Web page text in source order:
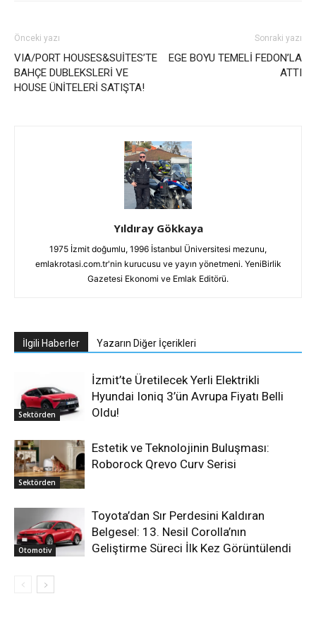
Önceki yazı
VIA/PORT HOUSES&SUİTES’TE
BAHÇE DUBLEKSLERİ VE
HOUSE ÜNİTELERİ SATIŞTA!
Sonraki yazı
EGE BOYU TEMELİ FEDON’LA
ATTI
Yıldıray Gökkaya
1975 İzmit doğumlu, 1996 İstanbul Üniversitesi mezunu,
emlakrotasi.com.tr'nin kurucusu ve yayın yönetmeni. YeniBirlik
Gazetesi Ekonomi ve Emlak Editörü.
İlgili Haberler Yazarın Diğer İçerikleri
Sektörden
İzmit’te Üretilecek Yerli Elektrikli
Hyundai Ioniq 3’ün Avrupa Fiyatı Belli
Oldu!
Sektörden
Estetik ve Teknolojinin Buluşması:
Roborock Qrevo Curv Serisi
Otomotiv
Toyota’dan Sır Perdesini Kaldıran
Belgesel: 13. Nesil Corolla’nın
Geliştirme Süreci İlk Kez Görüntülendi